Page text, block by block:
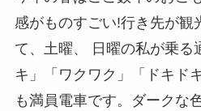
感がものすごい!行き先が観
て、土曜、 日曜の私が乗る
キ」「ワクワク」「ドキド
も満員電車です。ダークな